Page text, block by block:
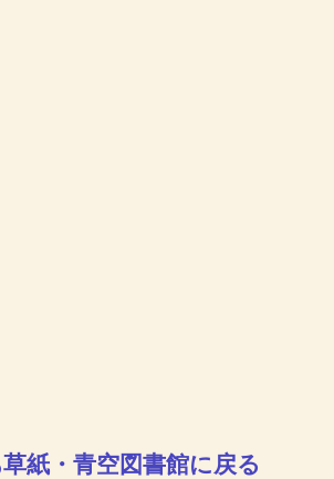
紙・青空図書館に戻る